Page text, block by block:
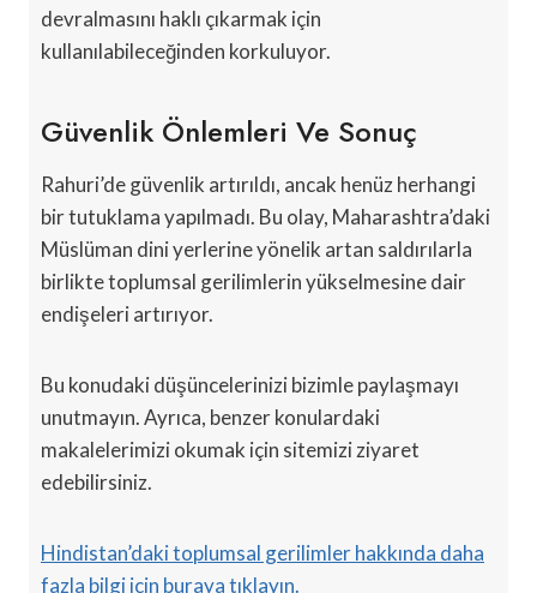
devralmasını haklı çıkarmak için
kullanılabileceğinden korkuluyor.
Güvenlik Önlemleri Ve Sonuç
Rahuri’de güvenlik artırıldı, ancak henüz herhangi
bir tutuklama yapılmadı. Bu olay, Maharashtra’daki
Müslüman dini yerlerine yönelik artan saldırılarla
birlikte toplumsal gerilimlerin yükselmesine dair
endişeleri artırıyor.
Bu konudaki düşüncelerinizi bizimle paylaşmayı
unutmayın. Ayrıca, benzer konulardaki
makalelerimizi okumak için sitemizi ziyaret
edebilirsiniz.
Hindistan’daki toplumsal gerilimler hakkında daha
fazla bilgi için buraya tıklayın.